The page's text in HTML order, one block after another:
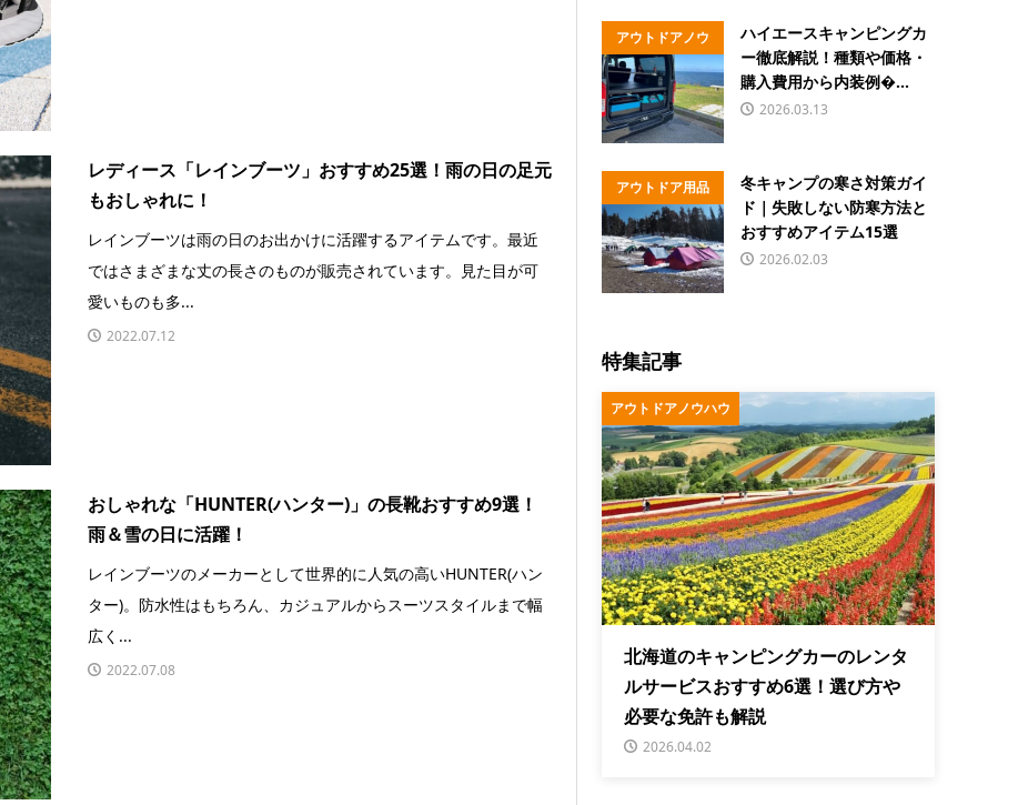
レディース「レインブーツ」おすすめ25選！雨の日の足元
もおしゃれに！
レインブーツは雨の日のお出かけに活躍するアイテムです。最近
ではさまざまな丈の長さのものが販売されています。見た目が可
愛いものも多...
2022.07.12
おしゃれな「HUNTER(ハンター)」の長靴おすすめ9選！
雨＆雪の日に活躍！
レインブーツのメーカーとして世界的に人気の高いHUNTER(ハン
ター)。防水性はもちろん、カジュアルからスーツスタイルまで幅
広く...
2022.07.08
アウトドアノウ
ハウ
ハイエースキャンピングカ
ー徹底解説！種類や価格・
購入費用から内装例�...
2026.03.13
アウトドア用品
冬キャンプの寒さ対策ガイ
ド｜失敗しない防寒方法と
おすすめアイテム15選
2026.02.03
特集記事
アウトドアノウハウ
北海道のキャンピングカーのレンタ
ルサービスおすすめ6選！選び方や
必要な免許も解説
2026.04.02